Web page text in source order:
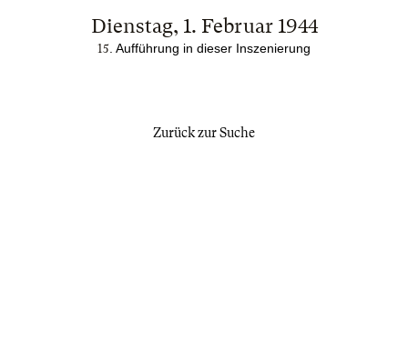
Dienstag, 1. Februar 1944
15 . Aufführung in dieser Inszenierung
Zurück zur Suche